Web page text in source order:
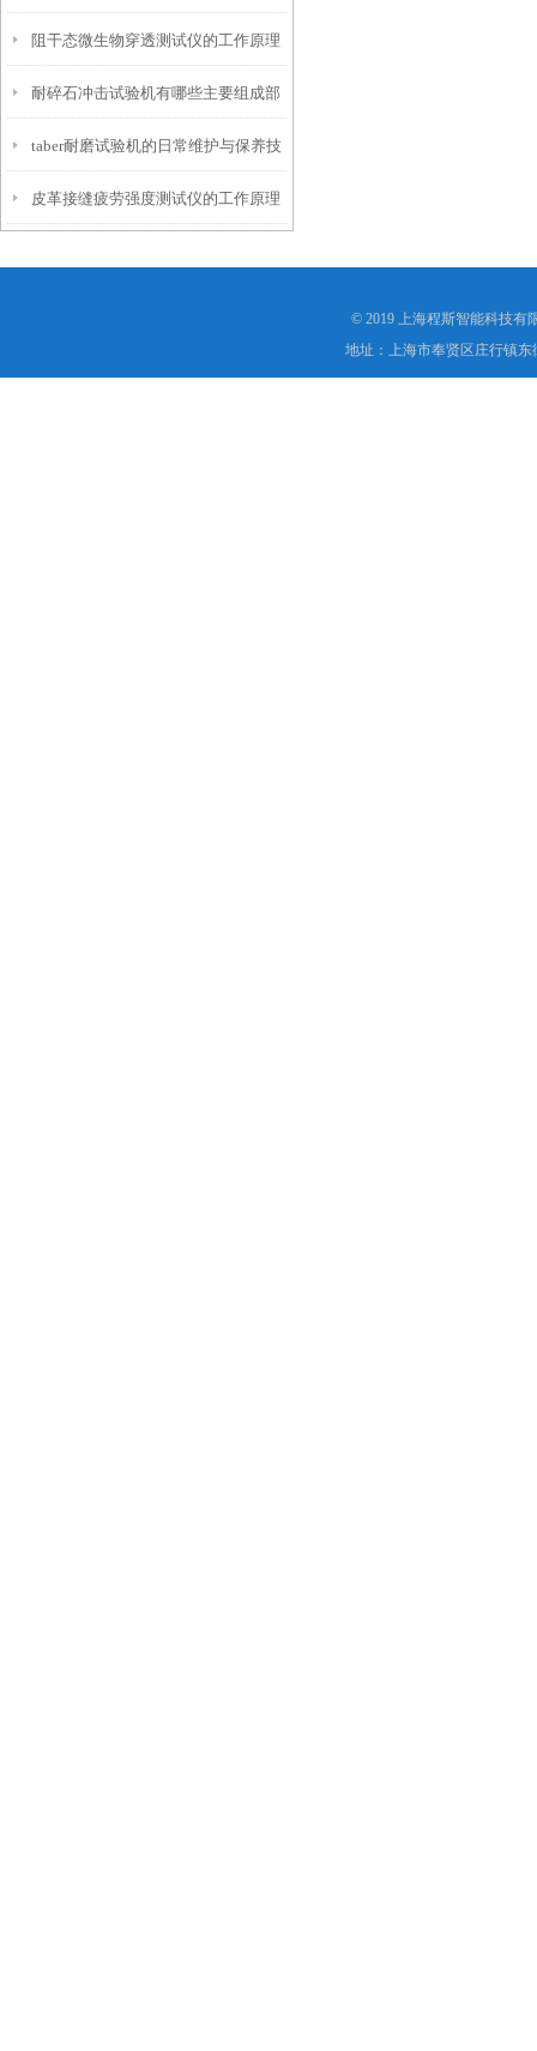
仪
阻干态微生物穿透测试仪的工作原理
解析
耐碎石冲击试验机有哪些主要组成部
分？
taber耐磨试验机的日常维护与保养技
巧
皮革接缝疲劳强度测试仪的工作原理
© 2019 上海程斯智能科技有
地址：上海市奉贤区庄行镇东